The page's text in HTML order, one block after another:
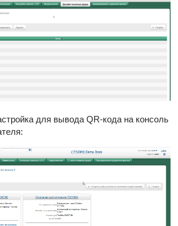
для вывода QR-кода на консоль